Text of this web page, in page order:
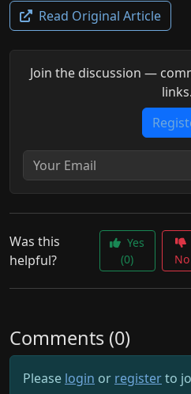
Read Original Article
Join the discussion —
links.
Was this
helpful?
Yes
(0)
No
Comments (0)
Please login or registerto